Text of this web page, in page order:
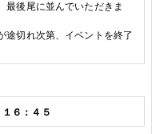
最後尾に並んでいただきま
途切れ次第、イベントを終了
１６：４５